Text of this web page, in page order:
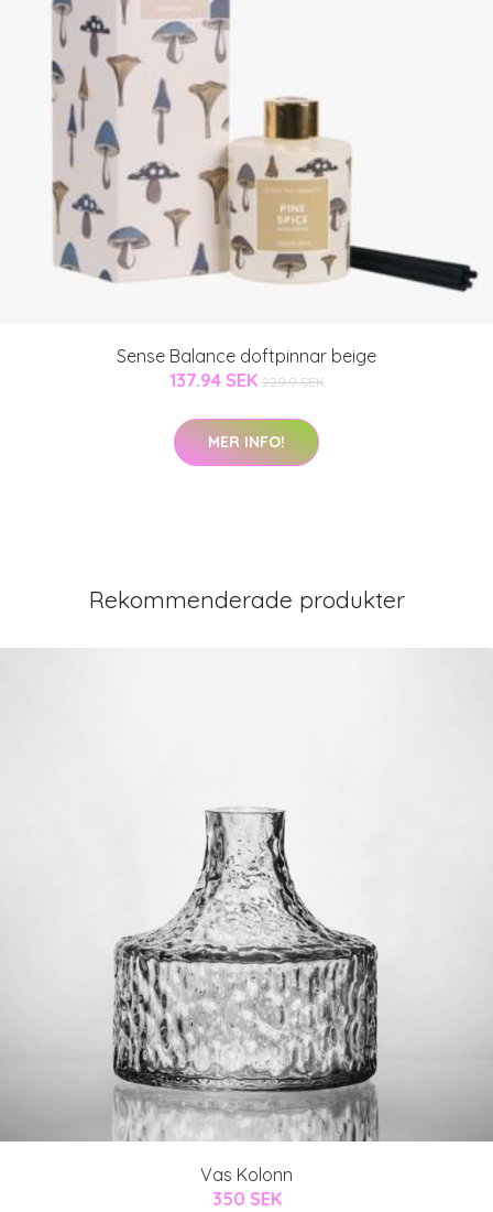
Sense Balance doftpinnar beige
137.94 SEK 229.9 SEK
MER INFO!
Rekommenderade produkter
Vas Kolonn
350 SEK